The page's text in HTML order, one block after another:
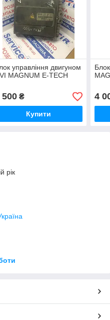
управління двигуном
MAGNUM E-TECH
500₴
Купити
4
рік